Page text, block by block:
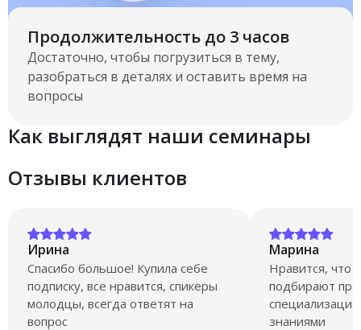
Продолжительность до 3 часов
Достаточно, чтобы погрузиться в тему,
разобраться в деталях и оставить время на
вопросы
Как выглядят наши семинары
Отзывы клиентов
Ирина
Спасибо большое! Купила себе
подписку, все нравится, спикеры
молодцы, всегда ответят на
вопрос
Марина
Нравится, что
подбирают
знаниями